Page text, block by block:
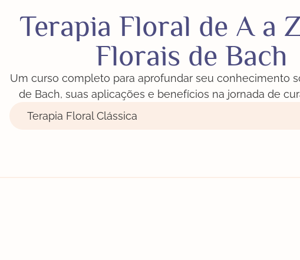
Terapia Floral de A a
Florais de Bach
Um curso completo para aprofundar seu conhecimento
de Bach, suas aplicações e benefícios na jornada de
Terapia Floral Clássica